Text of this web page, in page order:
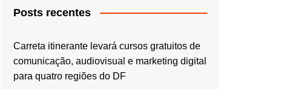
Posts recentes
Carreta itinerante levará cursos gratuitos de
comunicação, audiovisual e marketing digital
para quatro regiões do DF